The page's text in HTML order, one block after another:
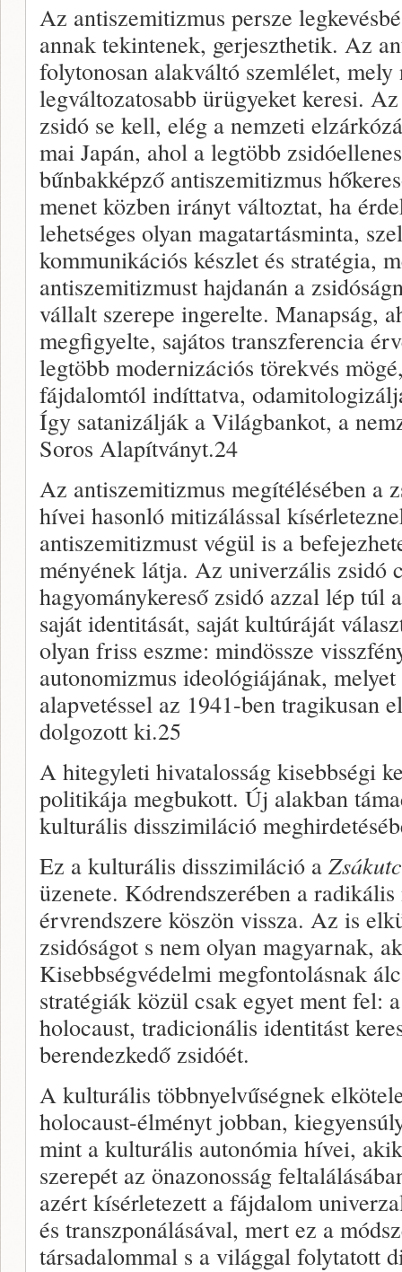
Az antiszemitizmus persze
annak tekinte­nek, gerjeszthetik. Az
folytonosan alakváltó szemlélet, mely
legváltoza­tosabb ürügyeket keresi.
zsidó se kell, elég a nemze­ti
mai Japán, ahol a legtöbb
bűnbakképző antiszemi­tizmus
menet közben irányt változtat, ha
lehetséges olyan ma­gatartásminta,
kommunikációs készlet és stratégia,
antiszemitiz­must hajdanán a
vállalt szerepe ingerelte. Manapság,
megfigyelte, sajátos transzferencia
legtöbb modernizációs törekvés
fájdalomtól in­díttatva,
Így satanizálják a Világban­kot, a
Soros Alapítványt.24
Az antiszemitizmus megítélésében a
hívei hasonló mitizálással
antiszemitizmust végül is a
ményének látja. Az univerzális zsidó
hagyománykereső zsidó azzal lép túl
saját identitását, saját kultúráját
olyan friss esz­me: mindössze
autonomizmus ideológiájának,
alapvetéssel az 1941-ben tragikusan
dolgozott ki.25
A hitegyleti hivatalosság kisebbségi
politikája megbu­kott. Új alakban
kulturális disszimiláció
Ez a kulturális disszimiláció a
üzenete. Kódrendszeré­ben a
érvrendszere köszön vis­sza. Az is
zsidóságot s nem olyan magyarnak,
Kisebbségvédel­mi megfontolásnak
stratégiák kö­zül csak egyet ment fel:
holocaust, tradicionális identitást
berendezkedő zsidóét.
A kulturális többnyelvűségnek
holocaust-élményt jobban,
mint a kulturális autonómia hívei,
szerepét az önazonosság
azért kísérletezett a fájda­lom
és transzponálásával, mert ez a
társadalommal s a világgal folytatott